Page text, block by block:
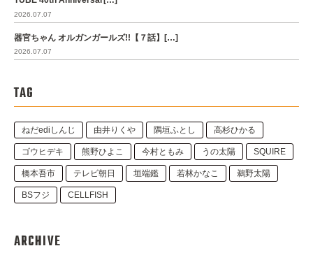
2026.07.07
器官ちゃん オルガンガールズ!!【７話】[…]
2026.07.07
TAG
ねだediしんじ 由井りくや 隅垣ふとし 高杉ひかる
ゴウヒデキ 熊野ひよこ 今村ともみ うの太陽 SQUIRE
橋本吾市 テレビ朝日 垣端鑑 若林かなこ 鵜野太陽
BSフジ CELLFISH
ARCHIVE